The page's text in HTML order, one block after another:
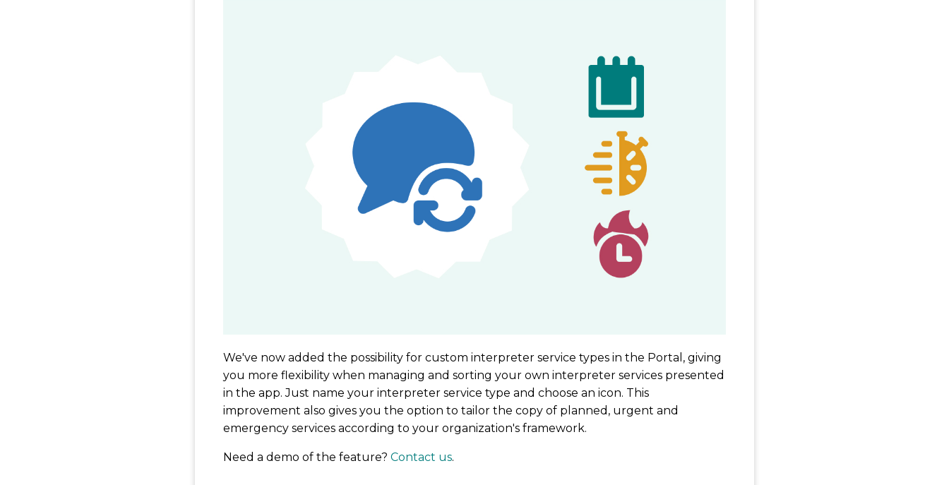
We've now added the possibility for custom interpreter service types in the Portal, giving
you more flexibility when managing and sorting your own interpreter services presented
in the app. Just name your interpreter service type and choose an icon. This
improvement also gives you the option to tailor the copy of planned, urgent and
emergency services according to your organization's framework.
Need a demo of the feature? Contact us.